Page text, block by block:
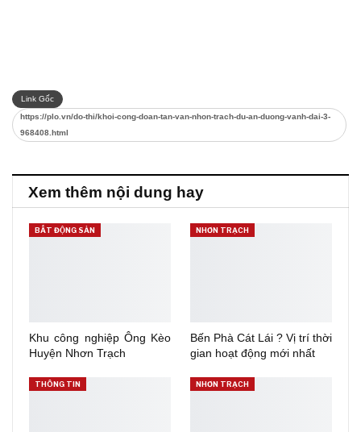
Link Gốc
https://plo.vn/do-thi/khoi-cong-doan-tan-van-nhon-trach-du-an-duong-vanh-dai-3-
968408.html
Xem thêm nội dung hay
BẤT ĐỘNG SẢN
Khu công nghiệp Ông Kèo
Huyện Nhơn Trạch
NHƠN TRẠCH
Bến Phà Cát Lái ? Vị trí thời
gian hoạt động mới nhất
THÔNG TIN NHƠN TRẠCH